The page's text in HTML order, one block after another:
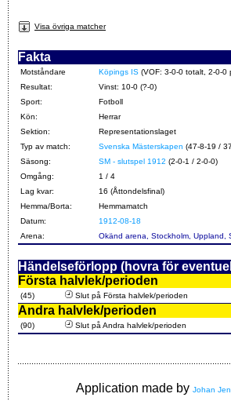
Visa övriga matcher
Fakta
Motståndare Köpings IS (VOF: 3-0-0 totalt, 2-0-0
Resultat:
Vinst: 10-0 (?-0)
Sport:
Fotboll
Kön:
Herrar
Sektion:
Representationslaget
Typ av match:
Svenska Mästerskapen (47-8-19 /
Säsong:
SM - slutspel 1912 (2-0-1 / 2-0-0)
Omgång:
1 / 4
Lag kvar:
16 (Åttondelsfinal)
Hemma/Borta:
Hemmamatch
Datum:
1912-08-18
Arena:
Okänd arena, Stockholm, Uppland,
Händelseförlopp (hovra för
Första halvlek/perioden
(45) Slut på Första halvlek/perioden
Andra halvlek/perioden
(90) Slut på Andra halvlek/perioden
Application made by Johan